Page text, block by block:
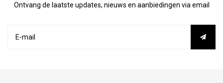
Ontvang de laatste updates, nieuws en aanbiedingen via email